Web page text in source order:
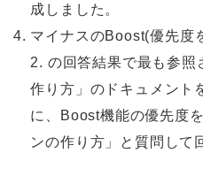
成しました。
4. マイナスのBoost(優先度
2. の回答結果で最も参照
作り方」のドキュメント
に、Boost機能の優先度
ンの作り方」と質問して